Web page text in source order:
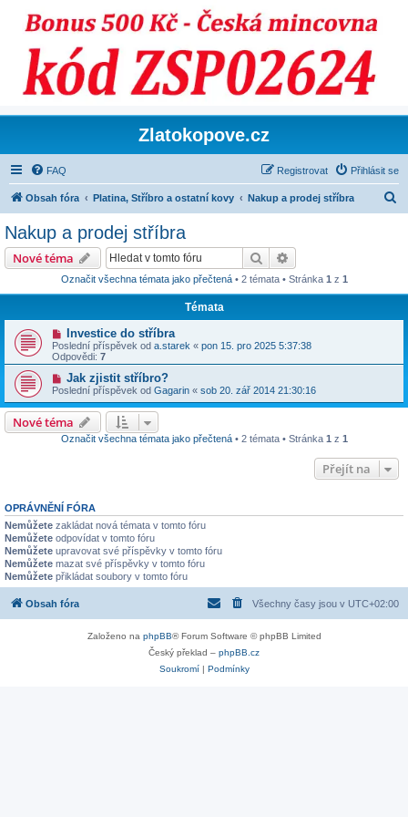
Zlatokopove.cz
FAQ Přihlásit se
Registrovat
Obsah fóra Platina, Stříbro a ostatní kovy Nakup a prodej stříbra
Nakup a prodej stříbra
Nové téma Hledat
Označit všechna témata jako přečtená• 2 témata • Stránka 1 z 1
Témata
Investice do stříbra
Poslední příspěvek od a.starek « pon 15. pro 2025 5:37:38
Odpovědi: 7
Jak zjistit stříbro?
Poslední příspěvek od Gagarin « sob 20. zář 2014 21:30:16
Nové téma
Označit všechna témata jako přečtená• 2 témata • Stránka 1 z 1
Přejít na
OPRÁVNĚNÍ FÓRA
Nemůžete zakládat nová témata v tomto fóru
Nemůžete odpovídat v tomto fóru
Nemůžete upravovat své příspěvky v tomto fóru
Nemůžete mazat své příspěvky v tomto fóru
Nemůžete přikládat soubory v tomto fóru
Obsah fóra Všechny časy jsou v UTC+02:00
Založeno na phpBB® Forum Software © phpBB Limited
Český překlad – phpBB.cz
Soukromí
Podmínky